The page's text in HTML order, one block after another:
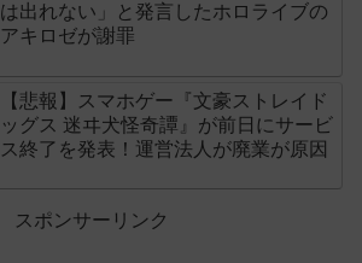
は出れない」と発言したホロライブの
アキロゼが謝罪
【悲報】スマホゲー『文豪ストレイド
ッグス 迷ヰ犬怪奇譚』が前日にサービ
ス終了を発表！運営法人が廃業が原因
スポンサーリンク